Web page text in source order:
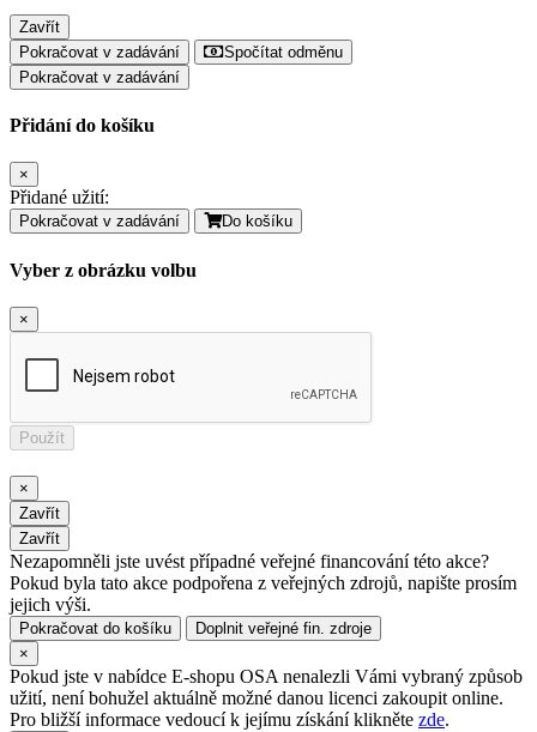
Zavřít
Pokračovat v zadávání
Spočítat odměnu
Pokračovat v zadávání
Přidání do košíku
×
Přidané užití:
Pokračovat v zadávání Do košíku
Vyber z obrázku volbu
×
Použít
×
Zavřít
Zavřít
Nezapomněli jste uvést případné veřejné financování této akce?
Pokud byla tato akce podpořena z veřejných zdrojů, napište prosím
jejich výši.
Pokračovat do košíku
Doplnit veřejné fin. zdroje
×
Pokud jste v nabídce E-shopu OSA nenalezli Vámi vybraný způsob
užití, není bohužel aktuálně možné danou licenci zakoupit online.
Pro bližší informace vedoucí k jejímu získání klikněte zde.